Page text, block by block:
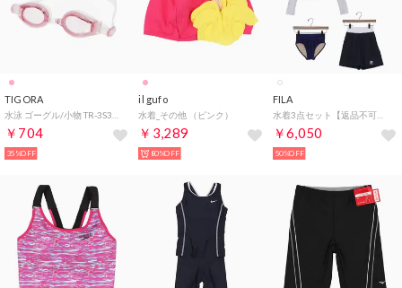
TIGORA
￥704
35%OFF
il gufo
水着_その他 （ピンク）
￥3,289
80%OFF
FILA
水着3点セット【返品不可商品】 （ホワイト）
￥6,050
50%OFF